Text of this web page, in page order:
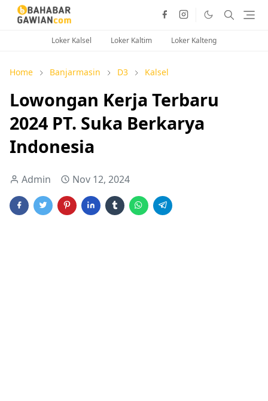
Loker Kalsel Loker Kaltim Loker Kalteng
Home Banjarmasin D3 Kalsel
Lowongan Kerja Terbaru
2024 PT. Suka Berkarya
Indonesia
Admin Nov 12, 2024